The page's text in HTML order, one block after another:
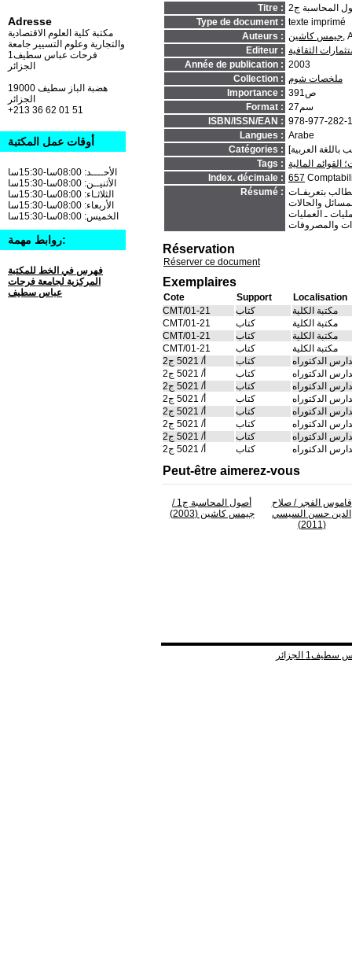
Titre :
المحاسبة ج2
Type de document : texte imprimé
Auteurs : جيمس كاشين,
Editeur : الثقافية
Année de publication : 2003
Collection : ملخصات شوم
Importance :
391ص
Format :
27سم
ISBN/ISSN/EAN : 978-977-282-
Langues : Arabe
Catégories :
Tags : المالية
Index. décimale : 657
Résumé : بتعريفـات
ـ العمليات
Réservation
Réserver ce document
Exemplaires
Cote Support
Localisation
CMT/01-21
كتاب
مكتبة الكلية
CMT/01-21
كتاب
مكتبة الكلية
CMT/01-21
كتاب
مكتبة الكلية
CMT/01-21
كتاب
مكتبة الكلية
أ/ 5021 ج2
كتاب
الدكتوراه
أ/ 5021 ج2
كتاب
الدكتوراه
أ/ 5021 ج2
كتاب
الدكتوراه
أ/ 5021 ج2
كتاب
الدكتوراه
أ/ 5021 ج2
كتاب
الدكتوراه
أ/ 5021 ج2
كتاب
الدكتوراه
أ/ 5021 ج2
كتاب
الدكتوراه
أ/ 5021 ج2
كتاب الدكتوراه
Peut-être aimerez-vous
أصول المحاسبة ج1
/
جيمس كاشين (2003)
قاموس الفجر / صلاح
الدين حسن السيسي
(2011)
Adresse
مكتبة كلية العلوم الاقتصادية
والتجارية وعلوم التسيير جامعة
فرحات عباس سطيف1
الجزائر
19000 هضبة الباز سطيف
+213 36 62 01 51
أوقات عمل المكتبة
الأحــــد: 08:00سا-15:30سا
الأثنيــن: 08:00سا-15:30سا
الثلاثـاء: 08:00سا-15:30سا
الأربعاء: 08:00سا-15:30سا
الخميس: 08:00سا-15:30سا
روابط مهمة:
فهرس في الخط للمكتبة
المركزية لجامعة فرحات
عباس سطيف